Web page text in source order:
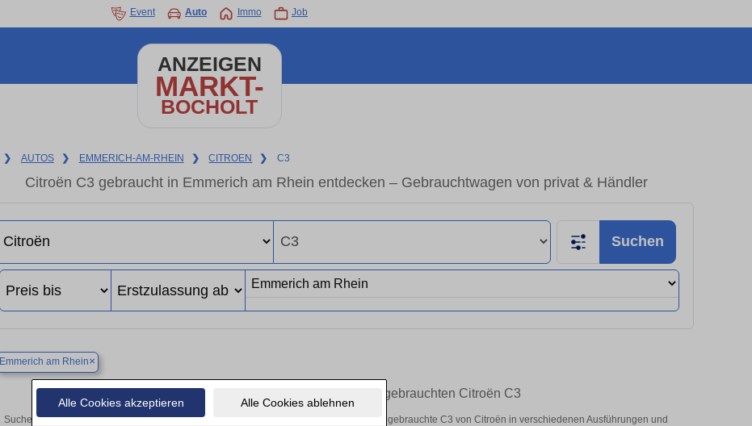
Alle Cookies akzeptieren Alle Cookies ablehnen
Event Auto Immo Job
ANZEIGEN
MARKT-
BOCHOLT
❯ AUTOS ❯ EMMERICH-AM-RHEIN ❯ CITROEN ❯ C3
Citroën C3 gebraucht in Emmerich am Rhein entdecken – Gebrauchtwagen von privat & Händler
Suchen
Emmerich am Rhein×
Finden Sie in Emmerich am Rhein Ihren gebrauchten Citroën C3
Suchen Sie in Emmerich am Rhein einen Citroën C3 Gebrauchtwagen? Entdecken Sie gebrauchte C3 von Citroën in verschiedenen Ausführungen und